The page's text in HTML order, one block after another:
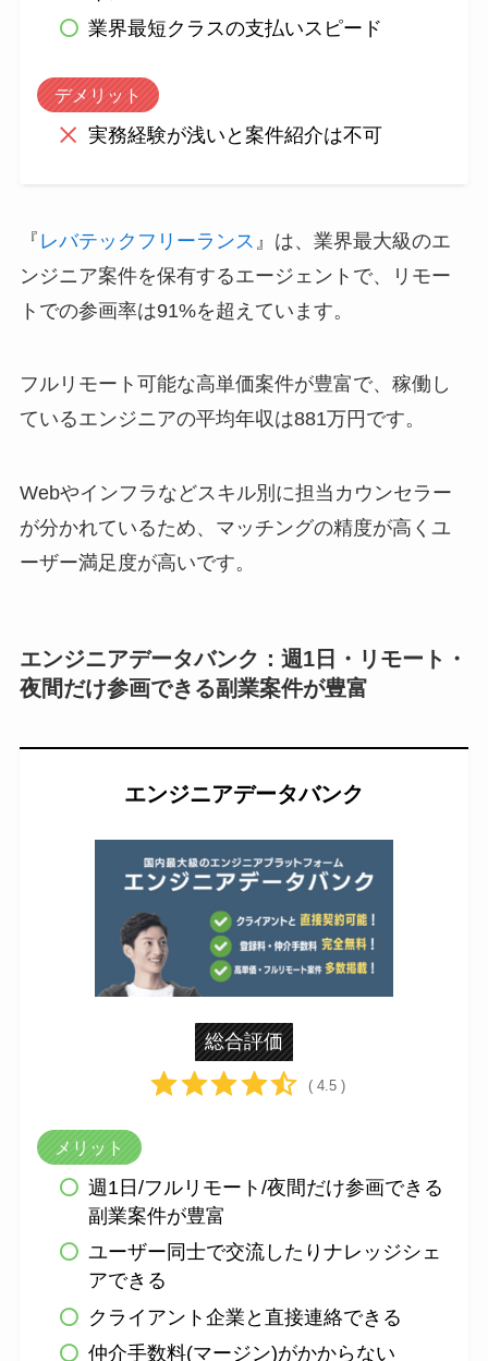
業界最短クラスの支払いスピード
デメリット
実務経験が浅いと案件紹介は不可
『 レバテックフリーランス 』は、業界最大級のエ
ンジニア案件を保有するエージェントで、リモー
トでの参画率は91%を超えています。
フルリモート可能な高単価案件が豊富で、稼働し
ているエンジニアの平均年収は881万円です。
Webやインフラなどスキル別に担当カウンセラー
が分かれているため、マッチングの精度が高くユ
ーザー満足度が高いです。
エンジニアデータバンク：週1日・リモート・
夜間だけ参画できる副業案件が豊富
エンジニアデータバンク
総合評価
( 4.5 )
メリット
週1日/フルリモート/夜間だけ参画できる
副業案件が豊富
ユーザー同士で交流したりナレッジシェ
アできる
クライアント企業と直接連絡できる
仲介手数料(マージン)がかからない